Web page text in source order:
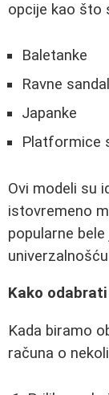
opcije kao što
Baletanke
Ravne
Japanke
Platformice
Ovi modeli su
istovremeno
popularne
Kako
Kada biramo
računa o